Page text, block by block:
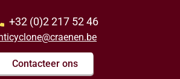
+32 (0)2 217 52 46
Contacteer ons